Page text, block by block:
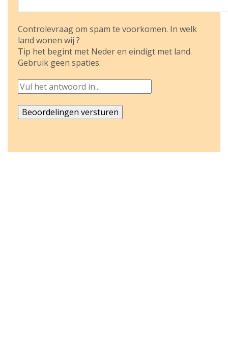
Controlevraag om spam te voorkomen. In welk
land wonen wij ?
Tip het begint met Neder en eindigt met land.
Gebruik geen spaties.